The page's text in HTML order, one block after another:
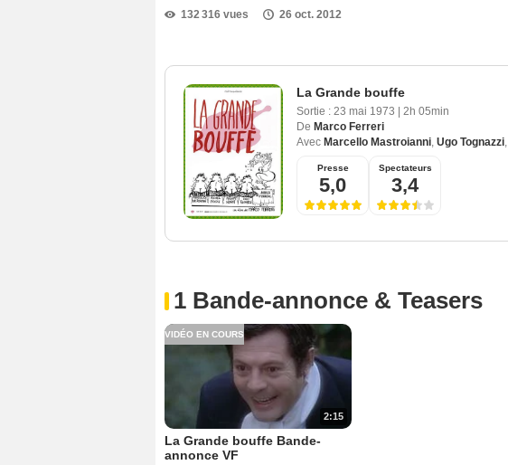
132 316 vues 26 oct. 2012
La Grande bouffe
Sortie : 23 mai 1973
2h 05min
De Marco Ferreri
Avec Marcello Mastroianni, Ugo Tognazzi,
Presse
5,0
Spectateurs
3,4
1 Bande-annonce & Teasers
2:15
VIDÉO EN COURS
La Grande bouffe Bande-
annonce VF